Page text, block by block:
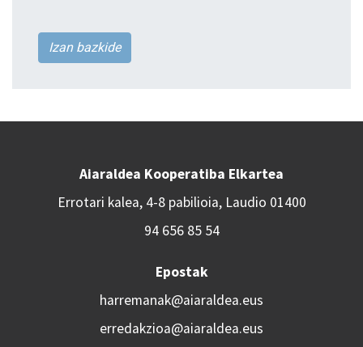
Izan bazkide
Aiaraldea Kooperatiba Elkartea
Errotari kalea, 4-8 pabilioia, Laudio 01400
94 656 85 54
Epostak
harremanak@aiaraldea.eus
erredakzioa@aiaraldea.eus